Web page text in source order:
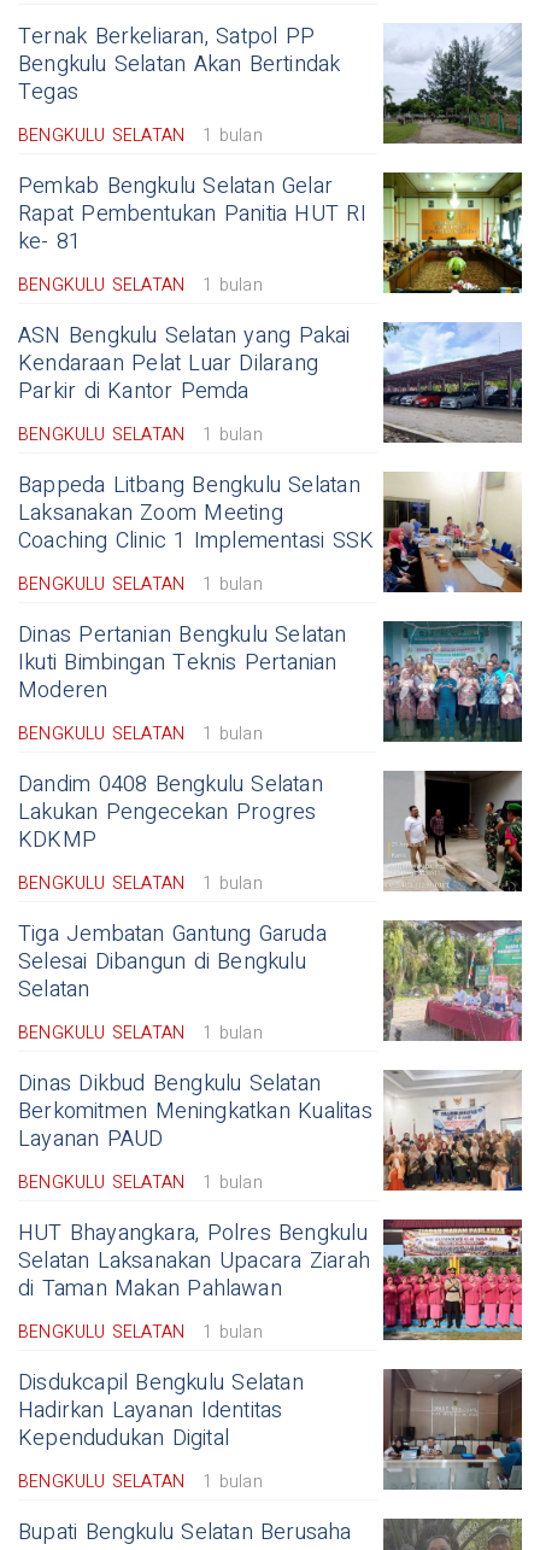
Ternak Berkeliaran, Satpol PP
Bengkulu Selatan Akan Bertindak
Tegas
BENGKULU SELATAN 1 bulan
Pemkab Bengkulu Selatan Gelar
Rapat Pembentukan Panitia HUT RI
ke- 81
BENGKULU SELATAN 1 bulan
ASN Bengkulu Selatan yang Pakai
Kendaraan Pelat Luar Dilarang
Parkir di Kantor Pemda
BENGKULU SELATAN 1 bulan
Bappeda Litbang Bengkulu Selatan
Laksanakan Zoom Meeting
Coaching Clinic 1 Implementasi SSK
BENGKULU SELATAN 1 bulan
Dinas Pertanian Bengkulu Selatan
Ikuti Bimbingan Teknis Pertanian
Moderen
BENGKULU SELATAN 1 bulan
Dandim 0408 Bengkulu Selatan
Lakukan Pengecekan Progres
KDKMP
BENGKULU SELATAN 1 bulan
Tiga Jembatan Gantung Garuda
Selesai Dibangun di Bengkulu
Selatan
BENGKULU SELATAN 1 bulan
Dinas Dikbud Bengkulu Selatan
Berkomitmen Meningkatkan Kualitas
Layanan PAUD
BENGKULU SELATAN 1 bulan
HUT Bhayangkara, Polres Bengkulu
Selatan Laksanakan Upacara Ziarah
di Taman Makan Pahlawan
BENGKULU SELATAN 1 bulan
Disdukcapil Bengkulu Selatan
Hadirkan Layanan Identitas
Kependudukan Digital
BENGKULU SELATAN 1 bulan
Bupati Bengkulu Selatan Berusaha